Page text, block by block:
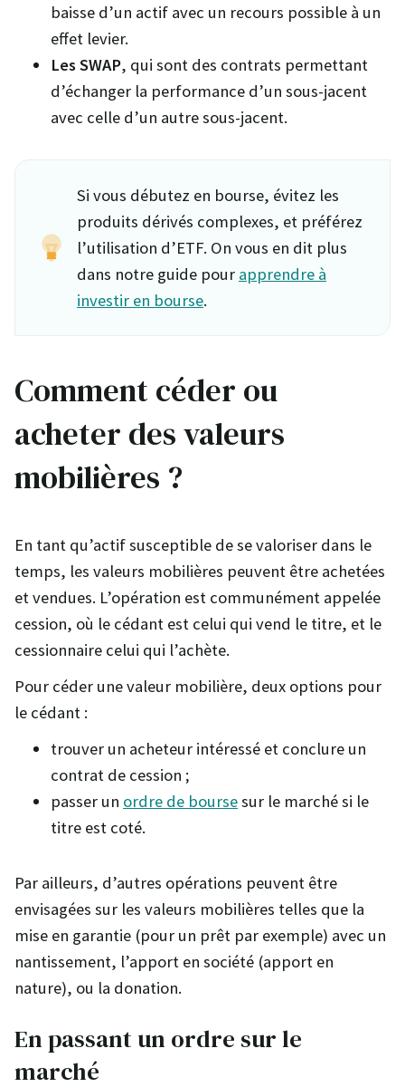
baisse d’un actif avec un recours possible à un
effet levier.
Les SWAP, qui sont des contrats permettant
d’échanger la performance d’un sous-jacent
avec celle d’un autre sous-jacent.
Si vous débutez en bourse, évitez les
produits dérivés complexes, et préférez
l’utilisation d’ETF. On vous en dit plus
dans notre guide pour apprendre à
investir en bourse.
Comment céder ou
acheter des valeurs
mobilières ?
En tant qu’actif susceptible de se valoriser dans le
temps, les valeurs mobilières peuvent être achetées
et vendues. L’opération est communément appelée
cession, où le cédant est celui qui vend le titre, et le
cessionnaire celui qui l’achète.
Pour céder une valeur mobilière, deux options pour
le cédant :
trouver un acheteur intéressé et conclure un
contrat de cession ;
passer un ordre de boursesur le marché si le
titre est coté.
Par ailleurs, d’autres opérations peuvent être
envisagées sur les valeurs mobilières telles que la
mise en garantie (pour un prêt par exemple) avec un
nantissement, l’apport en société (apport en
nature), ou la donation.
En passant un ordre sur le
marché